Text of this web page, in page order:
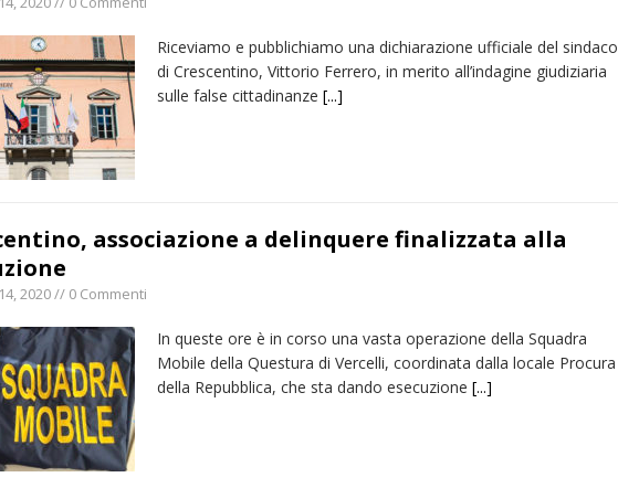
Riceviamo e pubblichiamo una dichiarazione ufficiale del sindaco
di Crescentino, Vittorio Ferrero, in merito all’indagine giudiziaria
sulle false cittadinanze [...]
associazione a delinquere finalizzata alla
2020 // 0 Commenti
In queste ore è in corso una vasta operazione della Squadra
Mobile della Questura di Vercelli, coordinata dalla locale Procura
della Repubblica, che sta dando esecuzione [...]